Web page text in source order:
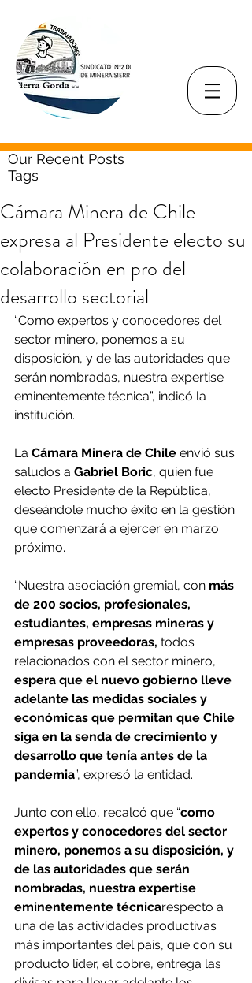
Our Recent Posts
Tags
Cámara Minera de Chile
expresa al Presidente electo su
colaboración en pro del
desarrollo sectorial
“Como expertos y conocedores del
sector minero, ponemos a su
disposición, y de las autoridades que
serán nombradas, nuestra expertise
eminentemente técnica”, indicó la
institución.
La Cámara Minera de Chile envió sus
saludos a Gabriel Boric, quien fue
electo Presidente de la República,
deseándole mucho éxito en la gestión
que comenzará a ejercer en marzo
próximo.
“Nuestra asociación gremial, con más
de 200 socios, profesionales,
estudiantes, empresas mineras y
empresas proveedoras, todos
relacionados con el sector minero,
espera que el nuevo gobierno lleve
adelante las medidas sociales y
económicas que permitan que Chile
siga en la senda de crecimiento y
desarrollo que tenía antes de la
pandemia”, expresó la entidad.
Junto con ello, recalcó que “como
expertos y conocedores del sector
minero, ponemos a su disposición, y
de las autoridades que serán
nombradas, nuestra expertise
eminentemente técnicarespecto a
una de las actividades productivas
más importantes del país, que con su
producto líder, el cobre, entrega las